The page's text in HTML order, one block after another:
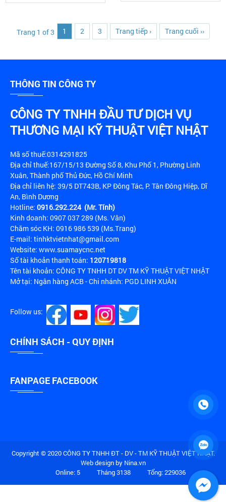
Trang 1 of 3 1 2 3 Trang tiếp › Trang cuối ››
THÔNG TIN CÔNG TY
CÔNG TY TNHH ĐẦU TƯ DỊCH VỤ
THƯƠNG MẠI KỸ THUẬT VIỆT NHẬT
Mã số thuế:0314291825
Địa chỉ thuế:167/15/13 Đường Số 8, Khu Phố 1, Phường Linh
Xuân, Thành phố Thủ Đức, Hồ Chí Minh
Địa chỉ liên hệ: 39/5 DT743B, KP Đông Tác, P. Tân Đông Hiệp, Dĩ
An, Bình Dương
Hotline: 0916.292.224 (Mr. Tính)
Kinh doanh: 0907 037 289 (Ms. Vân)
Chăm sóc KH: 0916 986 539 (Ms.Trang)
E-mail: tinhktvietnhat@gmail.com
Website: www.suamaycnc.net
Số tài khoản thanh toán: 120719818
Tên tài khoản: CÔNG TY TNHH DT DV TM KỸ THUẬT VIỆT NHẬT
Mở tại: Ngân hàng ACB - Chi nhánh: PGD LINH XUÂN
Follow us:
CHÍNH SÁCH - QUY ĐỊNH
FANPAGE FACEBOOK
Copyright © 2020 CÔNG TY TNHH ĐT - DV - TM KỸ THUẬT VIỆT NHẬT.
Web design by Nina.vn
Online: 5
Tháng 3138 Tổng: 229036